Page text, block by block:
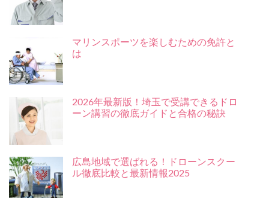
マリンスポーツを楽しむための免許と
は
2026年最新版！埼玉で受講できるドロ
ーン講習の徹底ガイドと合格の秘訣
広島地域で選ばれる！ドローンスクー
ル徹底比較と最新情報2025